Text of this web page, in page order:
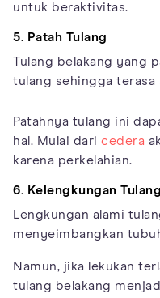
untuk beraktivitas.
5. Patah Tulang
Tulang belakang yang
tulang sehingga
Patahnya tulang ini
hal. Mulai dari cedera
karena perkelahian.
6. Kelengkungan
Lengkungan alami
menyeimbangkan
Namun, jika lekukan
tulang belakang